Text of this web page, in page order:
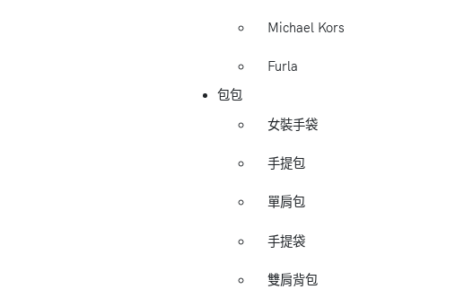
Michael Kors
Furla
包包
女裝手袋
手提包
單肩包
手提袋
雙肩背包